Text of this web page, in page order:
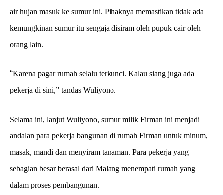
air hujan masuk ke sumur ini. Pihaknya memastikan tidak ada
kemungkinan sumur itu sengaja disiram oleh pupuk cair oleh
orang lain.
“Karena pagar rumah selalu terkunci. Kalau siang juga ada
pekerja di sini,” tandas Wuliyono.
Selama ini, lanjut Wuliyono, sumur milik Firman ini menjadi
andalan para pekerja bangunan di rumah Firman untuk minum,
masak, mandi dan menyiram tanaman. Para pekerja yang
sebagian besar berasal dari Malang menempati rumah yang
dalam proses pembangunan.